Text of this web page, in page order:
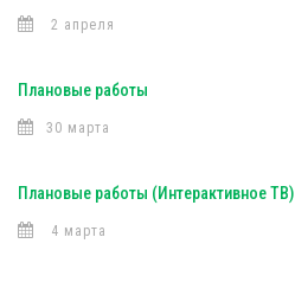
2 апреля
Плановые работы
30 марта
Плановые работы (Интерактивное ТВ)
4 марта